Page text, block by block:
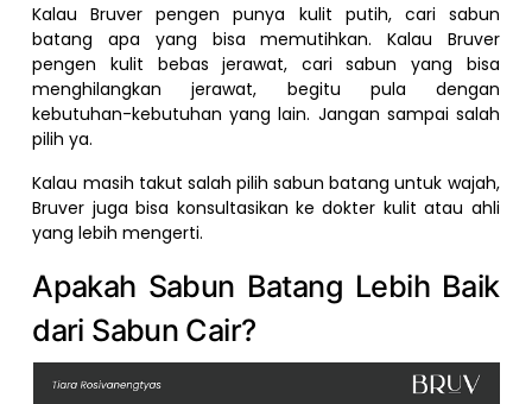
Kalau Bruver pengen punya kulit putih, cari sabun
batang apa yang bisa memutihkan. Kalau Bruver
pengen kulit bebas jerawat, cari sabun yang bisa
menghilangkan jerawat, begitu pula dengan
kebutuhan-kebutuhan yang lain. Jangan sampai salah
pilih ya.
Kalau masih takut salah pilih sabun batang untuk wajah,
Bruver juga bisa konsultasikan ke dokter kulit atau ahli
yang lebih mengerti.
Apakah Sabun Batang Lebih Baik
dari Sabun Cair?